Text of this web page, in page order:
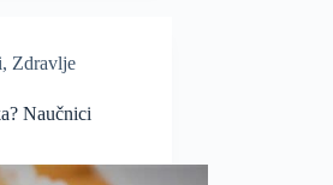
, Zdravlje
Naučnici